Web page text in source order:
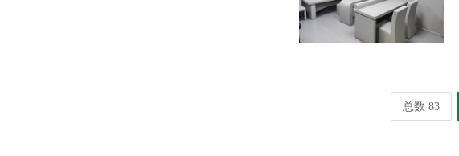
总数 83